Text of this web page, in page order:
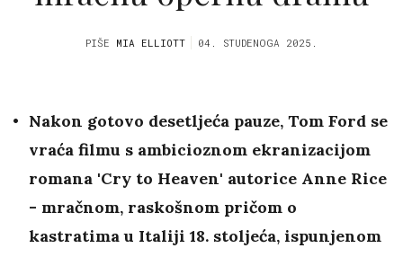
PIŠE MIA ELLIOTT 04. STUDENOGA 2025.
Nakon gotovo desetljeća pauze, Tom Ford se
vraća filmu s ambicioznom ekranizacijom
romana 'Cry to Heaven' autorice Anne Rice
- mračnom, raskošnom pričom o
kastratima u Italiji 18. stoljeća, ispunjenom